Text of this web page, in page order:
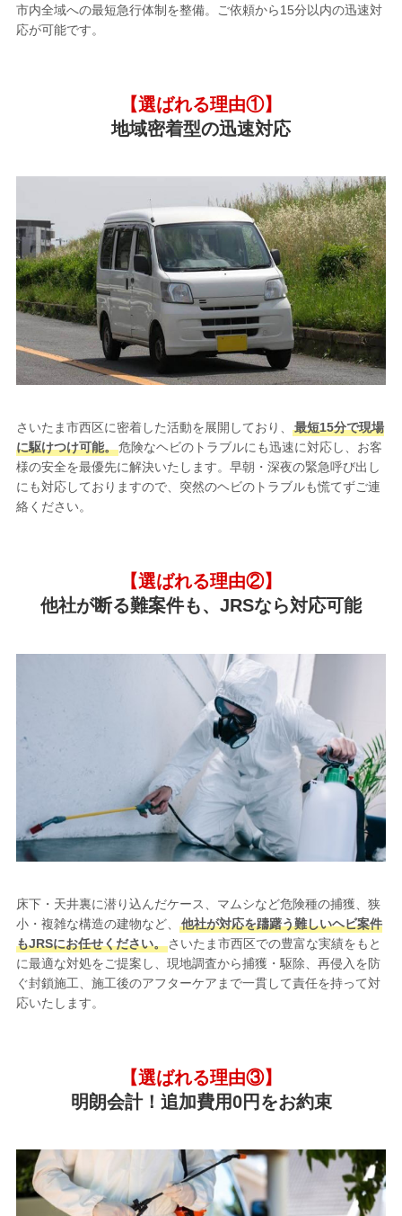
市内全域への最短急行体制を整備。ご依頼から15分以内の迅速対
応が可能です。
【選ばれる理由①】
地域密着型の迅速対応
さいたま市西区に密着した活動を展開しており、
最短15分で現場
に駆けつけ可能。危険なヘビのトラブルにも迅速に対応し、お客
様の安全を最優先に解決いたします。早朝・深夜の緊急呼び出し
にも対応しておりますので、突然のヘビのトラブルも慌てずご連
絡ください。
【選ばれる理由②】
他社が断る難案件も、JRSなら対応可能
床下・天井裏に潜り込んだケース、マムシなど危険種の捕獲、狭
小・複雑な構造の建物など、
他社が対応を躊躇う難しいヘビ案件
もJRSにお任せください。さいたま市西区での豊富な実績をもと
に最適な対処をご提案し、現地調査から捕獲・駆除、再侵入を防
ぐ封鎖施工、施工後のアフターケアまで一貫して責任を持って対
応いたします。
【選ばれる理由③】
明朗会計！追加費用0円をお約束